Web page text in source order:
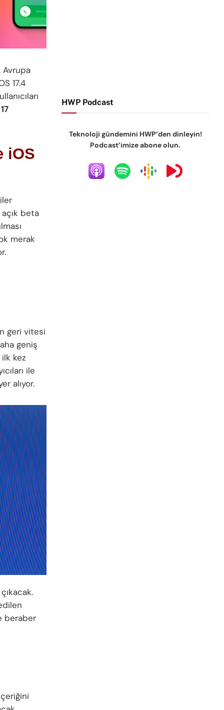
Avrupa
17.4
iOS
açık beta
merak
geri vitesi
geniş
kez
ile
alıyor.
beraber
HWP Podcast
Teknoloji gündemini HWP’den dinleyin!
Podcast’imize abone olun.